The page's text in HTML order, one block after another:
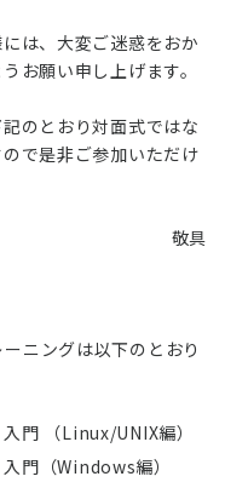
は、大変ご迷惑をおか
お願い申し上げます。
のとおり対面式ではな
で是非ご参加いただけ
敬具
ニングは以下のとおり
門 （Linux/UNIX編）
門（Windows編）